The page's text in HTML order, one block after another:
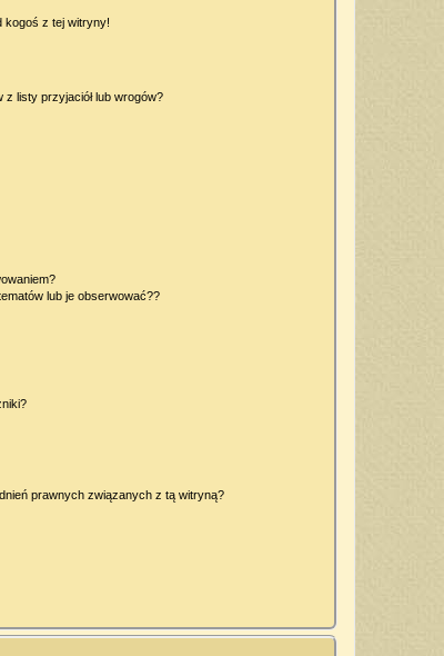
kogoś z tej witryny!
listy przyjaciół lub wrogów?
lub je obserwować??
prawnych związanych z tą witryną?